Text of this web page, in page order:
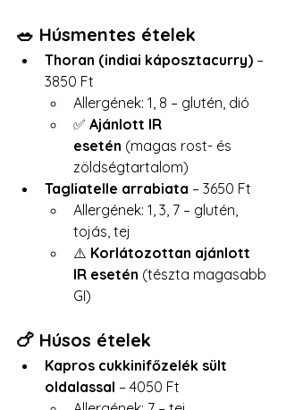
🥗 Húsmentes ételek
Thoran (indiai káposztacurry) –
3850 Ft
Allergének: 1, 8 – glutén, dió
✅ Ajánlott IR
esetén (magas rost- és
zöldségtartalom)
Tagliatelle arrabiata – 3650 Ft
Allergének: 1, 3, 7 – glutén,
tojás, tej
⚠️ Korlátozottan ajánlott
IR esetén (tészta magasabb
GI)
🍗 Húsos ételek
Kapros cukkinifőzelék sült
oldalassal – 4050 Ft